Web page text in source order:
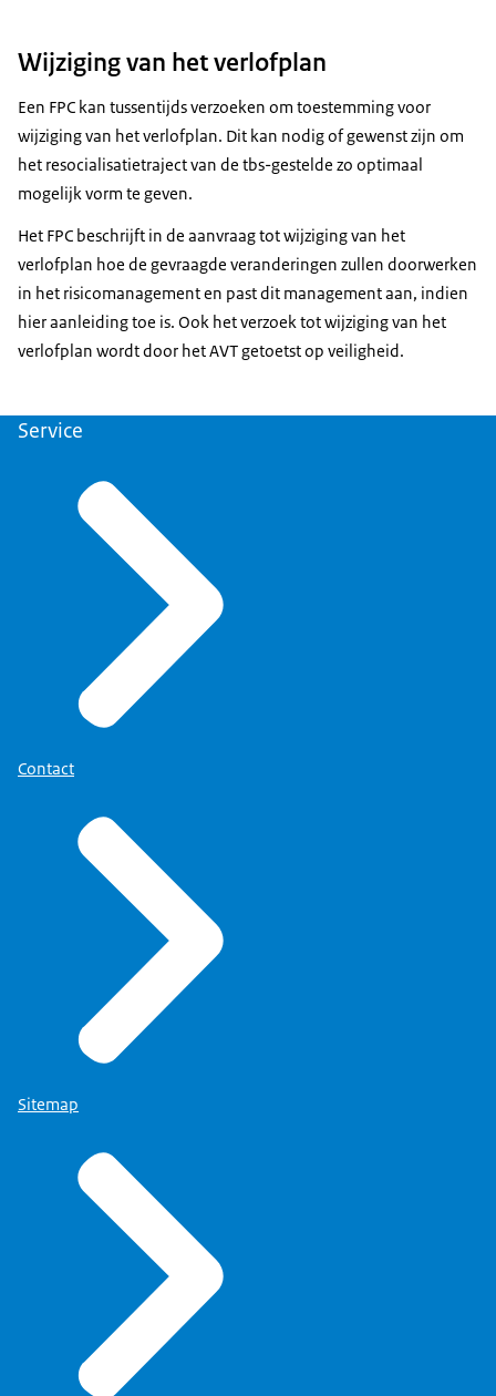
te kunnen beoordelen of het verlof veilig kan
Daarna wordt de aanvraag besproken in de interne
multidisciplinaire verloftoetsingscommissie van het
FPC. Als de interne verloftoetsingscommissie van
oordeel is dat het verlof veilig kan
worden gepraktiseerd, wordt de aanvraag verzonden
aan Divisie Individuele Zaken, team tbs, onderdeel van
Dienst Justitiële Inrichtingen (DIZ).
verlofregeling tbs
Inhoudelijke beoordeling
Het AVT beoordeelt of het gevraagde verlof veilig kan
plaatsvinden. Hierbij wordt onder meer aandacht
besteed aan het indexdelict, de delictanalyse, de
diagnostiek, het behandelverloop en de plaats van het
verlof hierbinnen, de risicoanalyse en het
risicomanagement.
AVT blijkt dat er informatie in de verlofaanvraag
ontbreekt, die van belang is om de veiligheid van het
gevraagde verlof te kunnen beoordelen. In dat geval
kan het college de behandeling van de aanvraag
aanhouden en het FPC verzoeken aanvullende
informatie aan te dragen.
In dat kader kan het AVT, in uitzonderlijke gevallen, ook
verzoeken om een second opinion door
besluit dient in de machtiging te worden opgenomen.
In dat geval wordt er gesproken van een contraire
beslissing. Van een negatief advies van het AVT, of
wanneer er door het AVT voorwaarden worden gesteld
aan het toekennen van verlof, kan niet worden
Wijziging van het verlofplan
Een FPC kan tussentijds verzoeken om toestemming voor
wijziging van het verlofplan. Dit kan nodig of gewenst zijn om
het resocialisatietraject van de tbs-gestelde zo optimaal
mogelijk vorm te geven.
Het FPC beschrijft in de aanvraag tot wijziging van het
verlofplan hoe de gevraagde veranderingen zullen doorwerken
in het risicomanagement en past dit management aan, indien
hier aanleiding toe is. Ook het verzoek tot wijziging van het
verlofplan wordt door het AVT getoetst op veiligheid.
Service
Contact
Sitemap